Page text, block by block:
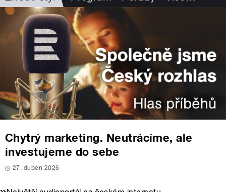
Chytrý marketing. Neutrácíme, ale
investujeme do sebe
27. duben 2026